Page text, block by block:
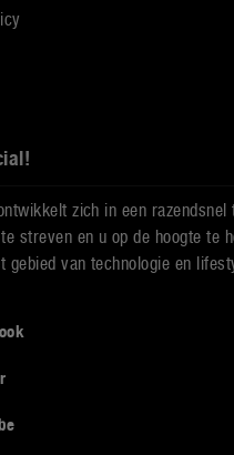
zich in een razendsnel
streven en u op de hoogte te
gebied van technologie en